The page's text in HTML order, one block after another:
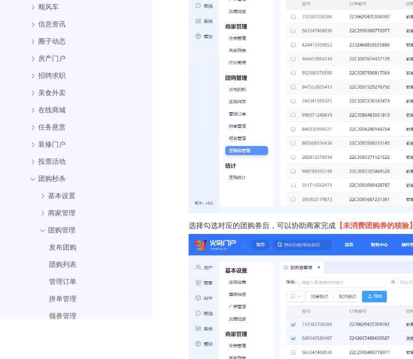
顺风车
信息资讯
圈子动态
房产门户
招聘求职
美食外卖
在线商城
任务悬赏
装修门户
投票活动
团购秒杀
基本设置
商家管理
团购管理
发布团购
团购列表
管理订单
拼单管理
领券管理
选择勾选对应的团购券后，可以协助商家完成 【未消费团购券的核验】